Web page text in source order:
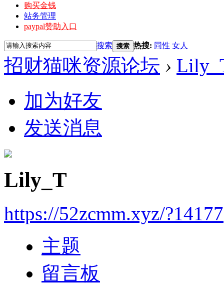
购买金钱
站务管理
paypal赞助入口
搜索 搜索 热搜: 同性 女人
招财猫咪资源论坛 ›
加为好友
发送消息
Lily_T
https://52zcmm.xyz/?14177
主题
留言板